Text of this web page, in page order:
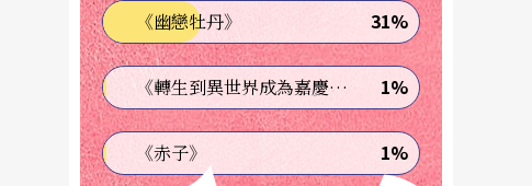
《幽戀牡丹》 31%
《轉生到異世界成為嘉慶君—發現我的祖先是詐騙集團!?》 1%
《赤子》 1%